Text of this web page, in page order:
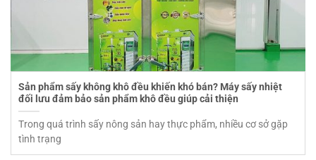
Sản phẩm sấy không khô đều khiến khó bán? Máy sấy nhiệt
đối lưu đảm bảo sản phẩm khô đều giúp cải thiện
Trong quá trình sấy nông sản hay thực phẩm, nhiều cơ sở gặp
tình trạng